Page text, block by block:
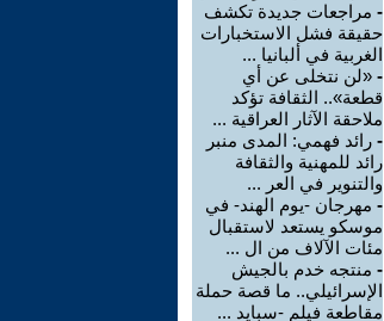
- مراجعات جديدة تكشف
حقيقة فشل الاستخبارات
الغربية في ألبانيا ...
- «لن نتخلى عن أي
قطعة».. الثقافة تؤكد
ملاحقة الآثار العراقية ...
- رائد فهمي: المدى منبر
رائد للمهنية والثقافة
والتنوير في العر ...
- مهرجان -يوم الهند- في
موسكو يستعد لاستقبال
مئات الآلاف من ال ...
- منتجه خدم بالجيش
الإسرائيلي.. ما قصة حملة
مقاطعة فيلم -سبايد ...